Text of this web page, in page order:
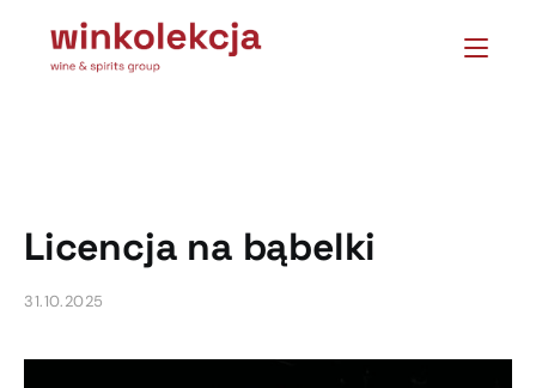
Licencja na bąbelki
31.10.2025